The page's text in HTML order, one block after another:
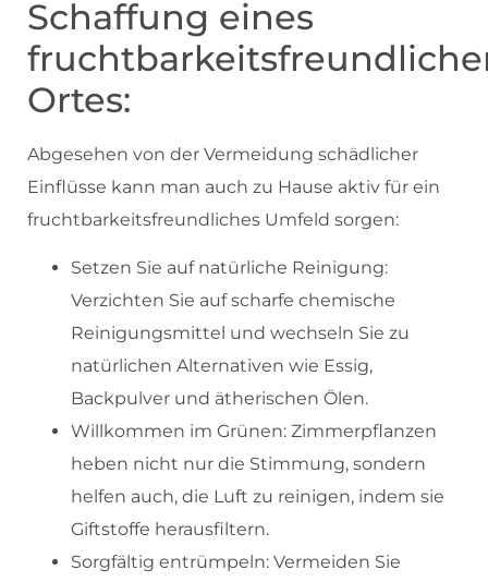
Schaffung eines
Ortes:
Abgesehen von der Vermeidung schädlicher
Einflüsse kann man auch zu Hause aktiv für ein
fruchtbarkeitsfreundliches Umfeld sorgen:
Setzen Sie auf natürliche Reinigung:
Verzichten Sie auf scharfe chemische
Reinigungsmittel und wechseln Sie zu
natürlichen Alternativen wie Essig,
Backpulver und ätherischen Ölen.
Willkommen im Grünen: Zimmerpflanzen
heben nicht nur die Stimmung, sondern
helfen auch, die Luft zu reinigen, indem sie
Giftstoffe herausfiltern.
Sorgfältig entrümpeln: Vermeiden Sie